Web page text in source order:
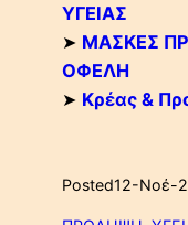
ΥΓΕΙΑΣ
➤ ΜΑΣΚΕΣ
ΟΦΕΛΗ
➤ Κρέας &
Posted12-Νοέ-